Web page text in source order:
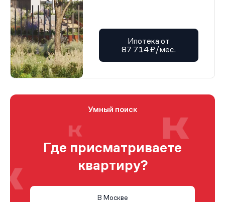
Ипотека от
87 714 ₽/мес.
Умный поиск
Где присматриваете
квартиру?
В Москве